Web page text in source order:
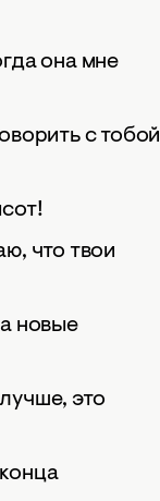
она мне
с тобой
что твои
новые
это